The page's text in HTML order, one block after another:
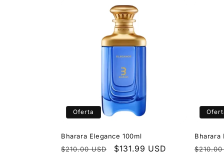
Oferta
Bharara Elegance 100ml
Precio
$210.00 USD
Precio
$131.99 USD
Bharara
Precio
$210.00